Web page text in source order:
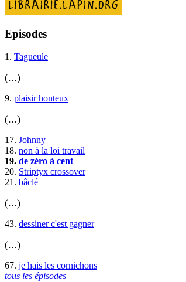
Episodes
1. Tagueule
(...)
9. plaisir honteux
(...)
17. Johnny
18. non à la loi travail
19. de zéro à cent
20. Striptyx crossover
21. bâclé
(...)
43. dessiner c'est gagner
(...)
67. je hais les cornichons
tous les épisodes